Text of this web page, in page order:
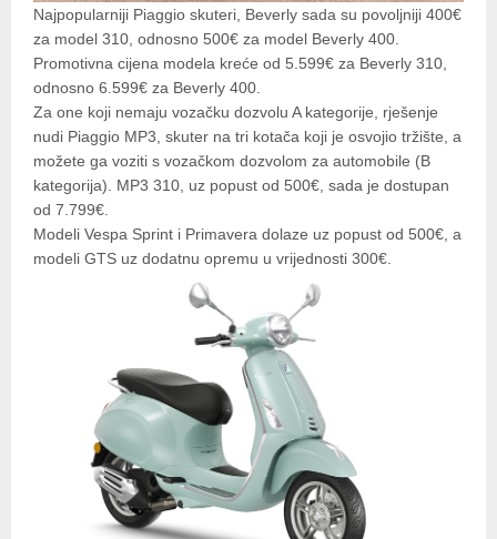
Najpopularniji Piaggio skuteri, Beverly sada su povoljniji 400€
za model 310, odnosno 500€ za model Beverly 400.
Promotivna cijena modela kreće od 5.599€ za Beverly 310,
odnosno 6.599€ za Beverly 400.
Za one koji nemaju vozačku dozvolu A kategorije, rješenje
nudi Piaggio MP3, skuter na tri kotača koji je osvojio tržište, a
možete ga voziti s vozačkom dozvolom za automobile (B
kategorija). MP3 310, uz popust od 500€, sada je dostupan
od 7.799€.
Modeli Vespa Sprint i Primavera dolaze uz popust od 500€, a
modeli GTS uz dodatnu opremu u vrijednosti 300€.